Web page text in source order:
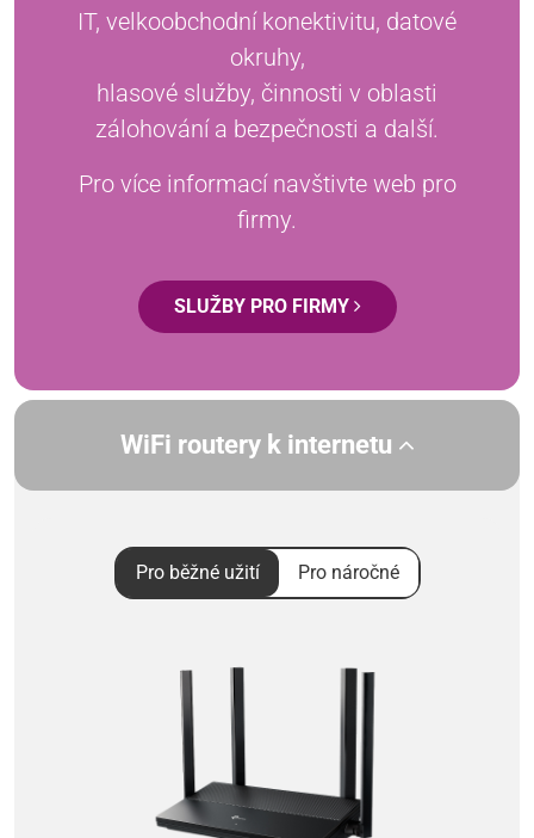
IT, velkoobchodní konektivitu, datové
okruhy,
hlasové služby, činnosti v oblasti
zálohování a bezpečnosti a další.
Pro více informací navštivte web pro
firmy.
SLUŽBY PRO FIRMY
WiFi routery k internetu
Pro běžné užití Pro náročné